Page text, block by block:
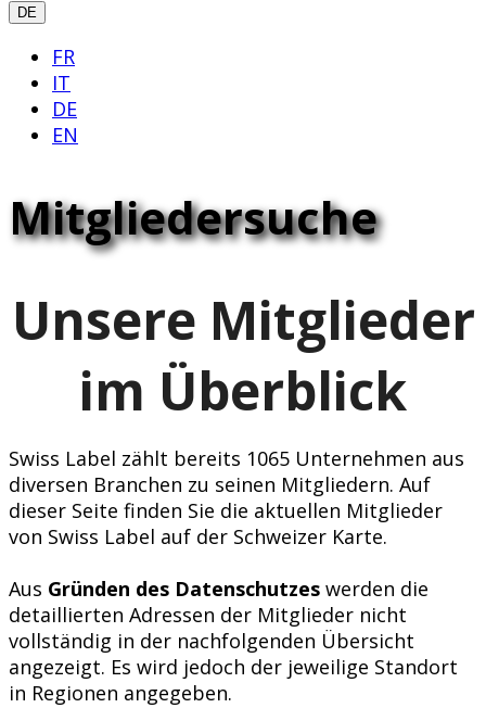
DE
FR
IT
DE
EN
Mitgliedersuche
Unsere Mitglieder
im Überblick
Swiss Label zählt bereits 1065 Unternehmen aus
diversen Branchen zu seinen Mitgliedern. Auf
dieser Seite finden Sie die aktuellen Mitglieder
von Swiss Label auf der Schweizer Karte.
Aus Gründen des Datenschutzes werden die
detaillierten Adressen der Mitglieder nicht
vollständig in der nachfolgenden Übersicht
angezeigt. Es wird jedoch der jeweilige Standort
in Regionen angegeben.